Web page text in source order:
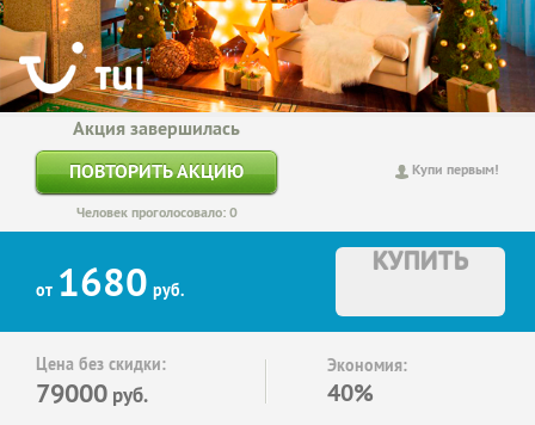
Купи первым!
Акция завершилась
ПОВТОРИТЬ АКЦИЮ
Человек проголосовало: 0
от 1680 руб.
КУПИТЬ
Цена без скидки:
79000 руб.
Экономия:
40%